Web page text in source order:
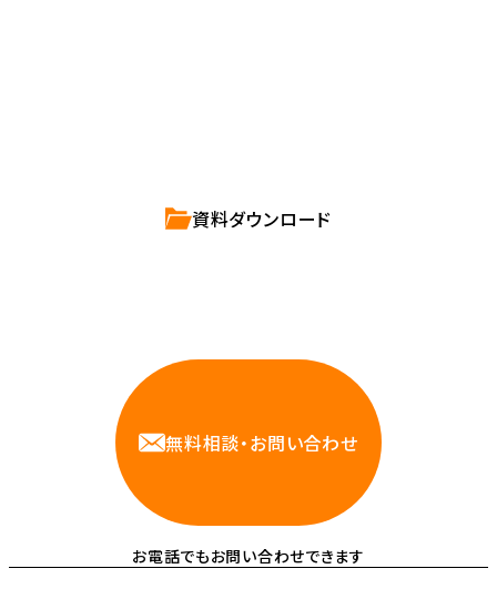
資料ダウンロード
無料相談・お問い合わせ
お電話でもお問い合わせできます